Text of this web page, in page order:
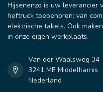
Hijsenenzo is uw leverancier
heftruck toebehoren: van
elektrische takels. Ook
in onze eigen werkplaats.
Van der Waalsweg 34
3241 ME Middelharnis
Nederland